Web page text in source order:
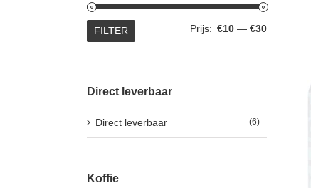
Min.
Max.
FILTER Prijs: €10 — €30
Direct leverbaar
Direct leverbaar (6)
Koffie